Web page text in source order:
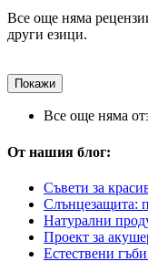
Все още няма
други езици.
Покажи
Все още няма
От нашия блог:
Съвети за
Слънцезащита:
Натурални
Проект за
Естествени